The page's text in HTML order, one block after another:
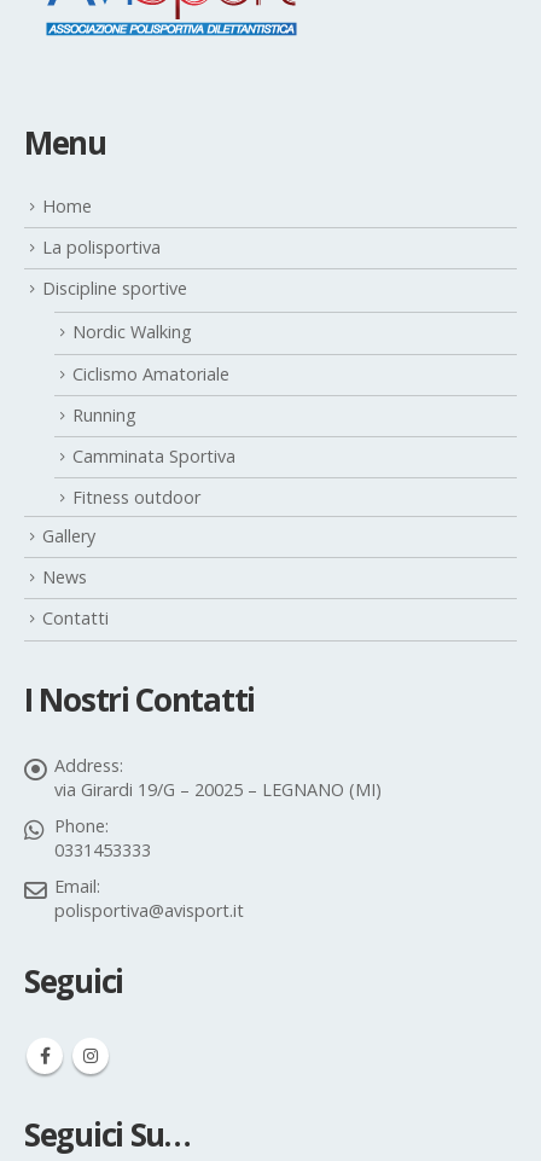
Menu
Home
La polisportiva
Discipline sportive
Nordic Walking
Ciclismo Amatoriale
Running
Camminata Sportiva
Fitness outdoor
Gallery
News
Contatti
I Nostri Contatti
Address:
via Girardi 19/G – 20025 – LEGNANO (MI)
Phone:
0331453333
Email:
polisportiva@avisport.it
Seguici
Seguici Su…